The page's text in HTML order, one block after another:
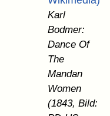
Karl
Bodmer:
Dance Of
The
Mandan
Women
(1843, Bild: